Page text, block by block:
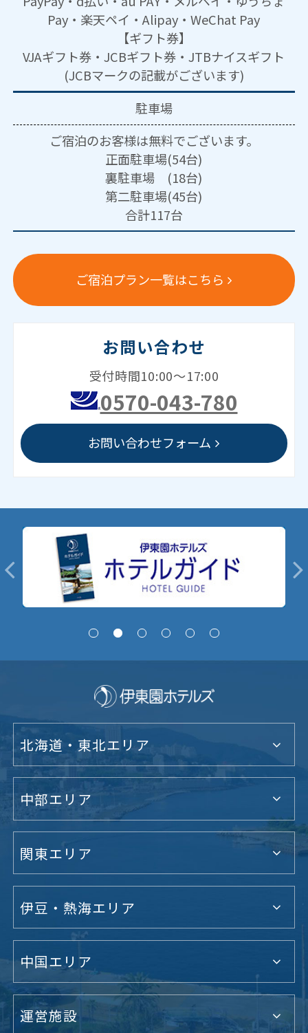
Pay・楽天ペイ・Alipay・WeChat Pay
【ギフト券】
VJAギフト券・JCBギフト券・JTBナイスギフト
(JCBマークの記載がございます)
駐車場
ご宿泊のお客様は無料でございます。
正面駐車場(54台)
裏駐車場 (18台)
第二駐車場(45台)
合計117台
ご宿泊プラン一覧はこちら
お問い合わせ
受付時間10:00～17:00
0570-043-780
お問い合わせフォーム
北海道・東北エリア
中部エリア
関東エリア
伊豆・熱海エリア
中国エリア
運営施設